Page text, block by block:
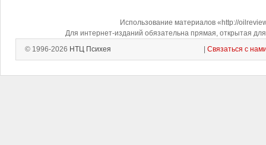
Использование материалов «http://
Для интернет-изданий обязательна прямая, открытая
© 1996-2026 НТЦ Психея Связаться с